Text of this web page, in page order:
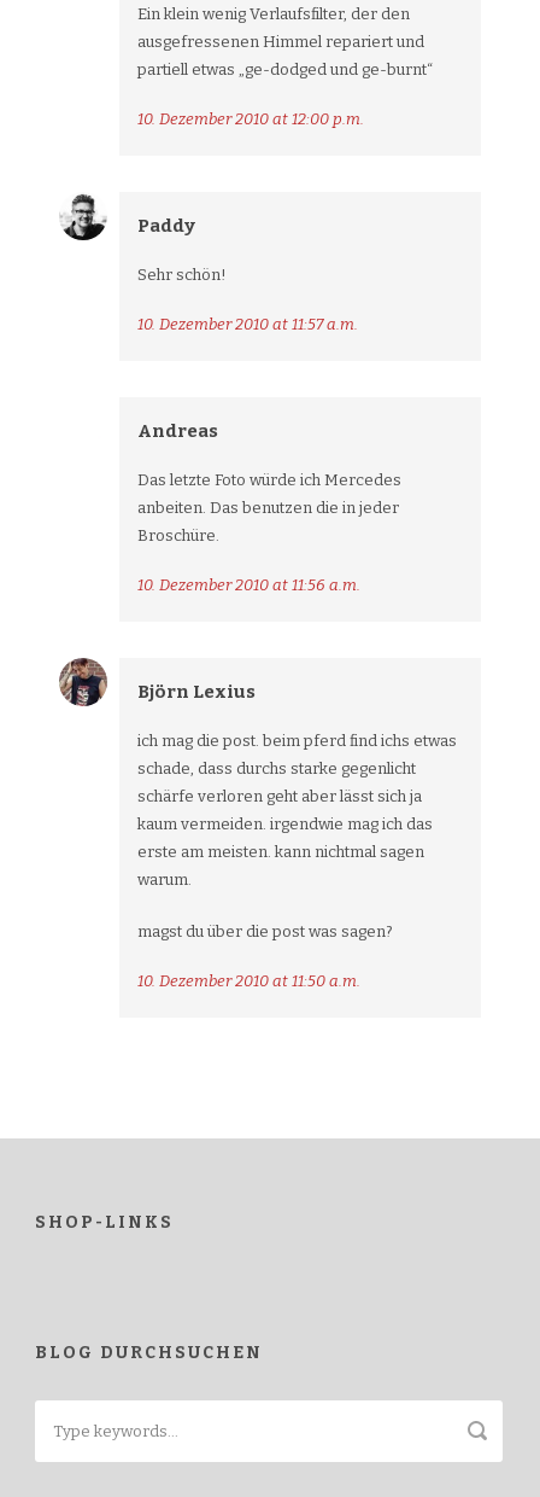
Ein klein wenig Verlaufsfilter, der den
ausgefressenen Himmel repariert und
partiell etwas „ge-dodged und ge-burnt“
10. Dezember 2010 at 12:00 p.m.
Paddy
Sehr schön!
10. Dezember 2010 at 11:57 a.m.
Andreas
Das letzte Foto würde ich Mercedes
anbeiten. Das benutzen die in jeder
Broschüre.
10. Dezember 2010 at 11:56 a.m.
Björn Lexius
ich mag die post. beim pferd find ichs etwas
schade, dass durchs starke gegenlicht
schärfe verloren geht aber lässt sich ja
kaum vermeiden. irgendwie mag ich das
erste am meisten. kann nichtmal sagen
warum.
magst du über die post was sagen?
10. Dezember 2010 at 11:50 a.m.
SHOP-LINKS
BLOG DURCHSUCHEN